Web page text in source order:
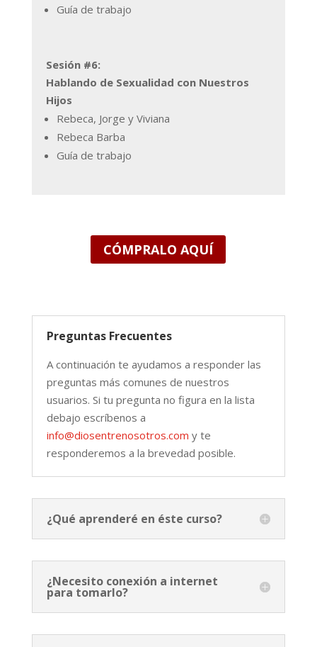
Guía de trabajo
Sesión #6:
Hablando de Sexualidad con Nuestros
Hijos
Rebeca, Jorge y Viviana
Rebeca Barba
Guía de trabajo
CÓMPRALO AQUÍ
Preguntas Frecuentes
A continuación te ayudamos a responder las
preguntas más comunes de nuestros
usuarios. Si tu pregunta no figura en la lista
debajo escríbenos a
info@diosentrenosotros.com y te
responderemos a la brevedad posible.
¿Qué aprenderé en éste curso?
¿Necesito conexión a internet
para tomarlo?